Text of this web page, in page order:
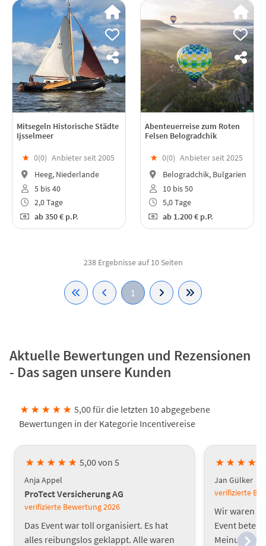
Mitsegeln Historische Städte
Ijsselmeer
★ 0(0) Anbieter seit 2005
Heeg, Niederlande
5 bis 40
2,0 Tage
ab350 € p.P.
Abenteuerreise zum Roten
Felsen Belogradchik
★ 0(0) Anbieter seit 2025
Belogradchik, Bulgarien
10 bis 50
5,0 Tage
ab1.200 € p.P.
238 Ergebnisse auf 10 Seiten
1
Aktuelle Bewertungen und Rezensionen
- Das sagen unsere Kunden
★ ★ ★ ★ ★ 5,00 für die letzten 10 abgegebene
Bewertungen in der Kategorie Incentivereise
★ ★ ★ ★ ★ 5,00 von 5
Anja Appel
ProTect Versicherung AG
verifizierte Bewertung2026
Das Event war toll organisiert. Es hat
alles reibungslos geklappt. Alle waren
★ ★ ★ ★
Jan Gülker
verifizierte
Wir waren
Event
Meinung,